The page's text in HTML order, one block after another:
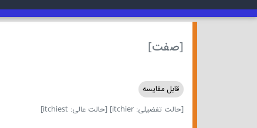
[صفت]
قابل مقایسه
[حالت تفضیلی: itchier]
[حالت عالی: itchiest]